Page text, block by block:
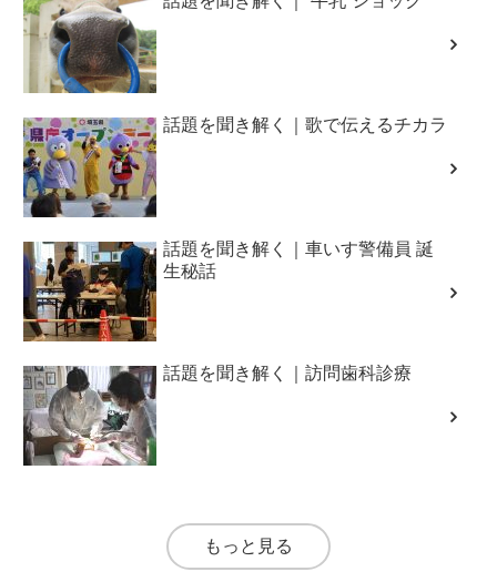
話題を聞き解く｜歌で伝えるチカラ
話題を聞き解く｜車いす警備員 誕
生秘話
話題を聞き解く｜訪問歯科診療
もっと見る